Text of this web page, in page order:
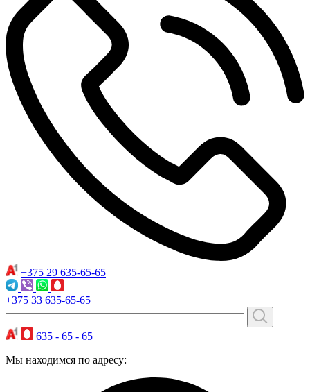
+375 29 635-65-65
+375 33 635-65-65
635 - 65 - 65
Мы находимся по адресу: